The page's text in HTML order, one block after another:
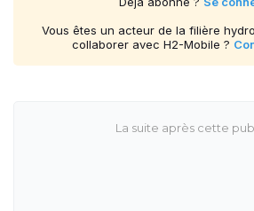
Vous êtes un acteur de la filière
collaborer avec H2-Mobile ?